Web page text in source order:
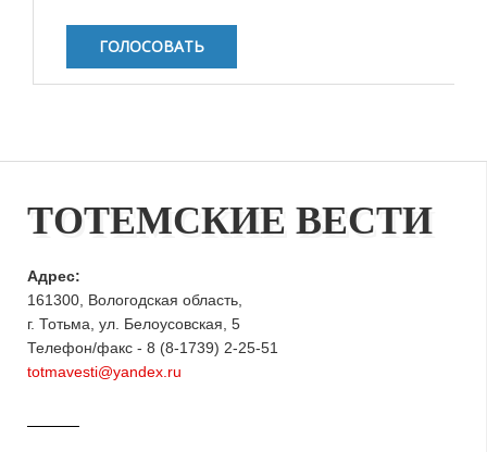
ТОТЕМСКИЕ ВЕСТИ
Адрес:
161300, Вологодская область,
г. Тотьма, ул. Белоусовская, 5
Телефон/факс - 8 (8-1739) 2-25-51
totmavesti@yandex.ru